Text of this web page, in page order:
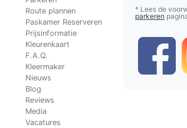
Route plannen
Paskamer Reserveren
Prijsinformatie
Kleurenkaart
F.A.Q.
Kleermaker
Nieuws
Blog
Reviews
Media
Vacatures
* Lees de
parkeren